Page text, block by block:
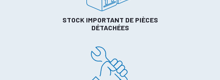
STOCK IMPORTANT DE PIÈCES
DÉTACHÉES